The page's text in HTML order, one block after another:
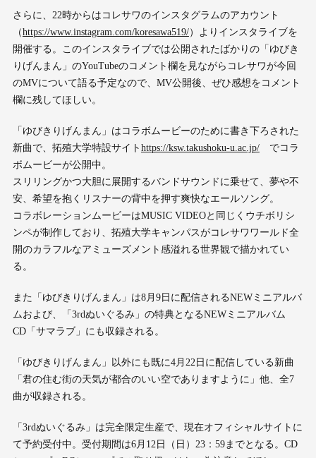
さらに、22時からはコレサワのインスタグラムのアカウント
（https://www.instagram.com/koresawa519/）よりインスタライブを
開催する。このインスタライブでは公開されたばかりの「ゆびき
りげんまん」のYouTubeのコメント欄を見ながらコレサワが今回
のMVについて語る予定なので、MV公開後、ぜひ感想をコメント
欄に残してほしい。
「ゆびきりげんまん」はコラボムービーのために書き下ろされた
新曲で、拓殖大学特設サイト https://ksw.takushoku-u.ac.jp/でコラ
ボムービーが公開中。
スリリングかつ大胆に展開するバンドサウンドに乗せて、夢や不
安、希望を抱くリスナーの背中を押す爽快なエールソング。
コラボレーションムービーはMUSIC VIDEOと同じくウチボリシ
ンペが制作しており、拓殖大学キャンパスがコレサワワールド全
開のカラフルなアミューズメント感溢れる世界観で描かれてい
る。
また「ゆびきりげんまん」は8月9日に配信されるNEWミニアルバ
ムおよび、「3rdぬいぐるみ」の特典となるNEWミニアルバム
CD「サマラブ」にも収録される。
「ゆびきりげんまん」以外にも既に4月22日に配信している新曲
「君の住む街の天気が都合のいい空でありますように」他、全7
曲が収録される。
「3rdぬいぐるみ」は完全限定生産で、現在オフィシャルサイトに
て予約受付中。受付期間は6月12日（日）23：59までとなる。CD